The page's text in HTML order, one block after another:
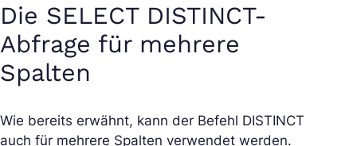
Die SELECT DISTINCT-
Abfrage für mehrere
Spalten
Wie bereits erwähnt, kann der Befehl DISTINCT
auch für mehrere Spalten verwendet werden.